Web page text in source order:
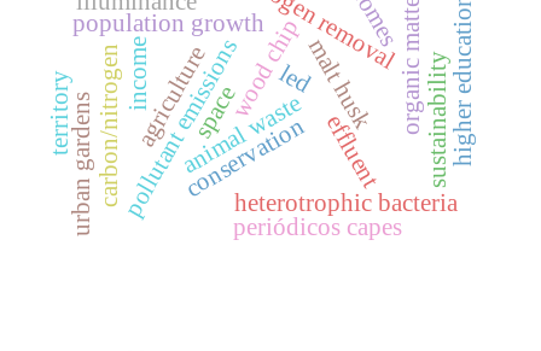
effluent
malt husk
wood chip
heterotrophic bacteria
population growth
pollutant emissions
carbon/nitrogen animal waste organic matter
conservation
urban gardens periódicos capes
agriculturespace
income
territory led sustainabilityhigher education